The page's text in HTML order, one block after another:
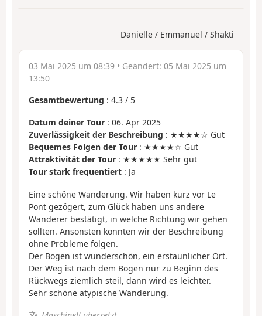
Danielle / Emmanuel / Shakti
03 Mai 2025 um 08:39 • Geändert: 05 Mai 2025 um
13:50
Gesamtbewertung : 4.3 / 5
Datum deiner Tour : 06. Apr 2025
Zuverlässigkeit der Beschreibung : ★★★★☆ Gut
Bequemes Folgen der Tour : ★★★★☆ Gut
Attraktivität der Tour : ★★★★★ Sehr gut
Tour stark frequentiert : Ja
Eine schöne Wanderung. Wir haben kurz vor Le
Pont gezögert, zum Glück haben uns andere
Wanderer bestätigt, in welche Richtung wir gehen
sollten. Ansonsten konnten wir der Beschreibung
ohne Probleme folgen.
Der Bogen ist wunderschön, ein erstaunlicher Ort.
Der Weg ist nach dem Bogen nur zu Beginn des
Rückwegs ziemlich steil, dann wird es leichter.
Sehr schöne atypische Wanderung.